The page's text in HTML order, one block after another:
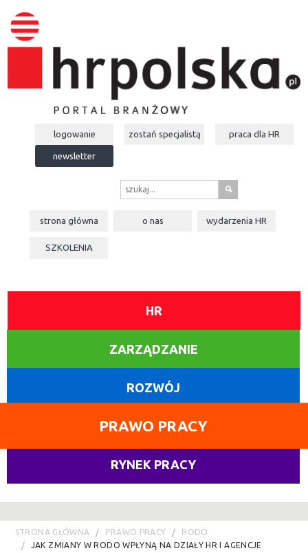
logowanie zostań specjalistą praca dla HR
newsletter
s
strona główna o nas wydarzeniaHR
SZKOLENIA
HR
ZARZĄDZANIE
ROZWÓJ
PRAWO PRACY
RYNEK PRACY
STRONA GŁÓWNA PRAWO PRACY
RODO
JAK ZMIANY W RODO WPŁYNĄ NA DZIAŁY HR I AGENCJE